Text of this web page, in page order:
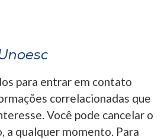
para entrar em contato
correlacionadas que
Você pode cancelar o
a qualquer momento. Para